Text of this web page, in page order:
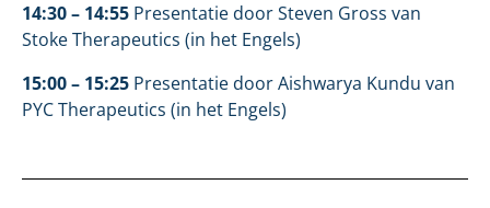
14:30 – 14:55 Presentatie door Steven Gross van
Stoke Therapeutics (in het Engels)
15:00 – 15:25 Presentatie door Aishwarya Kundu van
PYC Therapeutics (in het Engels)